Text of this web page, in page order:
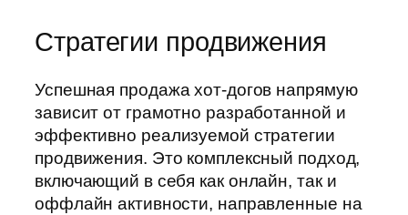
Стратегии продвижения
Успешная продажа хот-догов напрямую
зависит от грамотно разработанной и
эффективно реализуемой стратегии
продвижения. Это комплексный подход,
включающий в себя как онлайн, так и
оффлайн активности, направленные на